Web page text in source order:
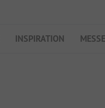
INSPIRATION